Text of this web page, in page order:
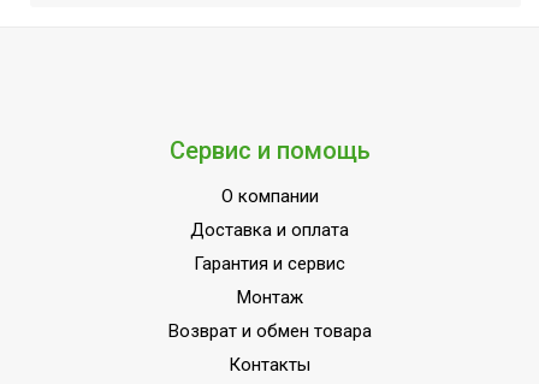
Сервис и помощь
О компании
Доставка и оплата
Гарантия и сервис
Монтаж
Возврат и обмен товара
Контакты